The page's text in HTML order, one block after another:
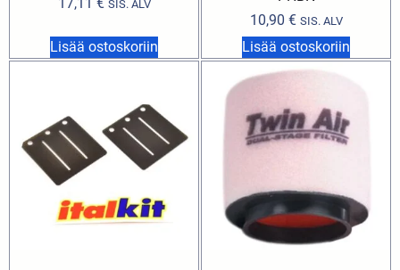
SIS. ALV
Lisää ostoskoriin
10,90 € SIS. ALV
Lisää ostoskoriin